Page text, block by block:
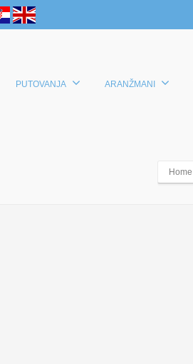
PUTOVANJA ARANŽMANI
Home